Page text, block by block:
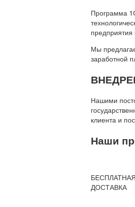
Программа
Мы
заработной
Нашими
клиента и
Наши
БЕСПЛАТНАЯ
ДОСТАВКА